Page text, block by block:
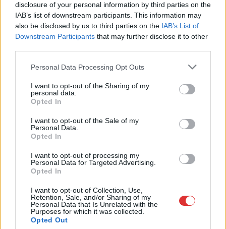
disclosure of your personal information by third parties on the
IAB’s list of downstream participants. This information may
also be disclosed by us to third parties on the IAB’s List of
Downstream Participants that may further disclose it to other
Please note that this website/app uses one or more Google
not limited to your visit or usage behaviour. You may click to
grant or deny consent to Google and its third-party tags to
use your data for below specified purposes in below Google
consent section.
Personal Data Processing Opt Outs
I want to opt-out of the Sharing of my
personal data.
Opted In
I want to opt-out of the Sale of my
Personal Data.
Opted In
I want to opt-out of processing my
Personal Data for Targeted Advertising.
Opted In
I want to opt-out of Collection, Use,
Retention, Sale, and/or Sharing of my
Personal Data that Is Unrelated with the
Purposes for which it was collected.
Opted Out
kimaradás is előfordult
Ön szerint hogy készül a hamisítatlan szolnoki habos isler?
kiskereskedelemben
Györfi Mihály több tucat vállalkozással egyeztetett a
kerékpárgyár dolgozóinak megsegítéséről
41 fok fölé forrósodott az ország, Szolnokon pedig egy másik
Egy telefonhívást akart, végül rendőrök vitték el a mezőtúri
A Tisza kormány minisztere újabb nagy változásokról döntött
a közoktatásban – például az iskolaigazgatók visszakapják
munkáltatói jogaikat